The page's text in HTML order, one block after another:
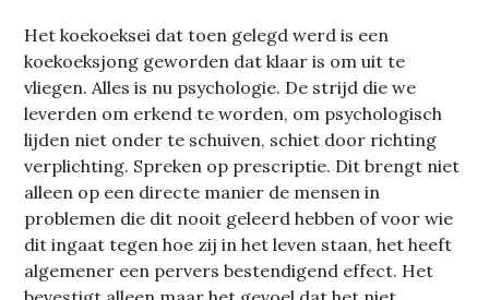
Het koekoeksei dat toen gelegd werd is een
koekoeksjong geworden dat klaar is om uit te
vliegen. Alles is nu psychologie. De strijd die we
leverden om erkend te worden, om psychologisch
lijden niet onder te schuiven, schiet door richting
verplichting. Spreken op prescriptie. Dit brengt niet
alleen op een directe manier de mensen in
problemen die dit nooit geleerd hebben of voor wie
dit ingaat tegen hoe zij in het leven staan, het heeft
algemener een pervers bestendigend effect. Het